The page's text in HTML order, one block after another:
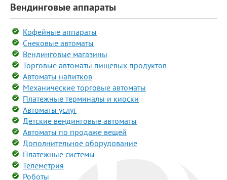
Вендинговые аппараты
Кофейные аппараты
Снековые автоматы
Вендинговые магазины
Торговые автоматы пищевых продуктов
Автоматы напитков
Механические торговые автоматы
Платежные терминалы и киоски
Автоматы услуг
Детские вендинговые автоматы
Автоматы по продаже вещей
Дополнительное оборудование
Платежные системы
Телеметрия
Роботы